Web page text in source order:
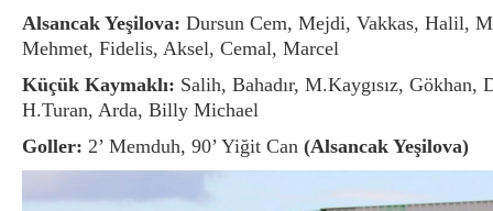
Alsancak Yeşilova: Dursun Cem, Mejdi, Vakkas, Halil,
Mehmet, Fidelis, Aksel, Cemal, Marcel
Küçük Kaymaklı: Salih, Bahadır, M.Kaygısız,
H.Turan, Arda, Billy Michael
Goller: 2’ Memduh, 90’ Yiğit Can (Alsancak Yeşilova)